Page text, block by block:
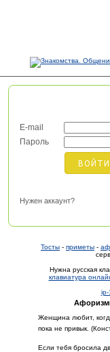
E-mail
Пароль
Нужен аккаунт?
Тосты - приметы -
Нужна русская
клавиатура
Женщина любит,
пока не привык.
Если тебя бросила